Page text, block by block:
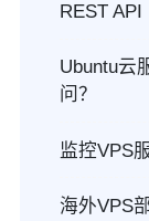
REST API
Ubuntu云
问？
监控VPS
海外VPS